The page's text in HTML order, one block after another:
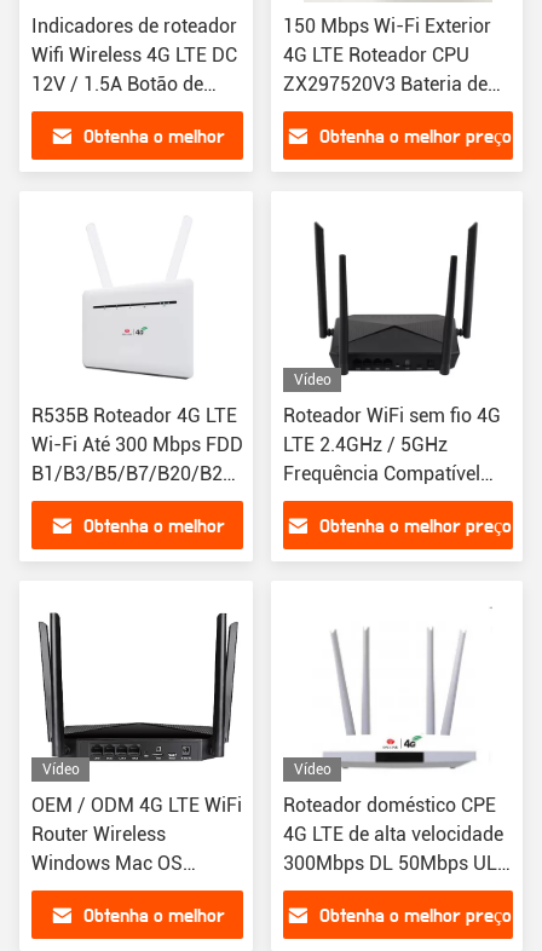
Indicadores de roteador
Wifi Wireless 4G LTE DC
12V / 1.5A Botão de
reinicialização / energia
Obtenha o melhor
150 Mbps Wi-Fi Exterior
4G LTE Roteador CPU
ZX297520V3 Bateria de
lítio de 2100mah
Obtenha o melhor preço
R535B Roteador 4G LTE
Wi-Fi Até 300 Mbps FDD
B1/B3/B5/B7/B20/B28
TDD B38/B40/B41
Obtenha o melhor
Vídeo
Roteador WiFi sem fio 4G
LTE 2.4GHz / 5GHz
Frequência Compatível
com 2G / 3G / 4G
Obtenha o melhor preço
Vídeo
OEM / ODM 4G LTE WiFi
Router Wireless
Windows Mac OS
Suporte Linux
Obtenha o melhor
Vídeo
Roteador doméstico CPE
4G LTE de alta velocidade
300Mbps DL 50Mbps UL
TDD B38/B40/B41
Obtenha o melhor preço